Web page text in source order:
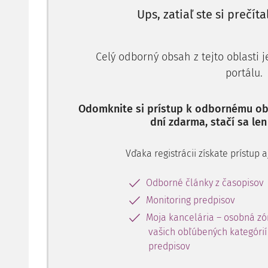
A. Okolnosti prípadu
licenciu na vysielanie v káblovej sieti v
materinský jazyk prevažne maďarčinu.
televízne vysielanie sa na celom území
sú spomedzi existujúcich výnimiek a
, podľa ktorého je vysielanie relácií v
sprevádzané titulkami v štátnom jazyku
vysielanie rovnakého programu v štátnom
§ 16 ods. 3 písm. e) zákona o
Ups, zatiaľ ste si
Celý odborný obsah z tejto oblasti
portálu.
Odomknite si prístup k odbornému
dní zdarma, stačí sa
Vďaka registrácii získate prístup
Odborné články z časopisov
Monitoring predpisov
Moja kancelária – osobná
vašich obľúbených
predpisov